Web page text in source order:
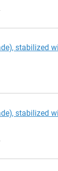
stabilized
stabilized